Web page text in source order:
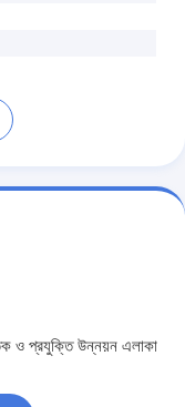
ও প্রযুক্তি উন্নয়ন এলাকা